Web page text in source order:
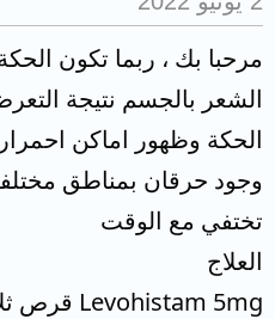
مرحبا بك ، ربما تكون
الشعر بالجسم نتيجة
الحكة وظهور اماكن
وجود حرقان بمناطق
تختفي مع الوقت
العلاج
Levohistam 5mg قرص ثلاث مرات